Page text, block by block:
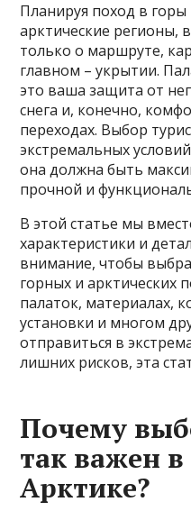
Планируя поход в
арктические регионы,
только о маршруте,
главном – укрытии.
это ваша защита от
снега и, конечно,
переходах. Выбор
экстремальных
она должна быть
прочной и
В этой статье мы
характеристики и
внимание, чтобы
горных и арктических
палаток, материалах,
установки и многом
отправиться в
лишних рисков, эта
Почему
так важен в
Арктике?